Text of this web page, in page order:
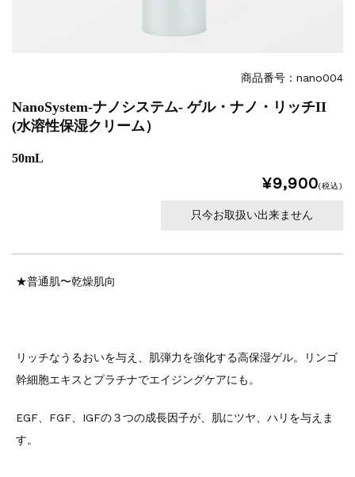
商品番号：nano004
NanoSystem-ナノシステム- ゲル・ナノ・リッチII
(水溶性保湿クリーム）
50mL
¥9,900(税込)
只今お取扱い出来ません
★普通肌〜乾燥肌向
リッチなうるおいを与え、肌弾力を強化する高保湿ゲル。リンゴ
幹細胞エキスとプラチナでエイジングケアにも。
EGF、FGF、IGFの３つの成長因子が、肌にツヤ、ハリを与えま
す。